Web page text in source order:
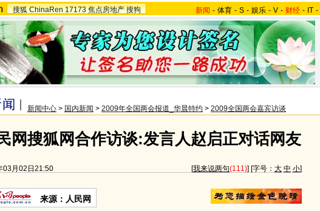
搜狐 ChinaRen 17173 焦点房地产 搜狗 新闻 - 体育 - S - 娱乐 - V - 财经 - IT -
新闻中心 > 国内新闻 > 2009年全国两会报道_华晨特约 > 2009全国两会嘉宾访谈
网搜狐网合作访谈:发言人赵启正对话网友
03月02日21:50 [我来说两句(111)] [字号： 大 中 小]
来源：人民网